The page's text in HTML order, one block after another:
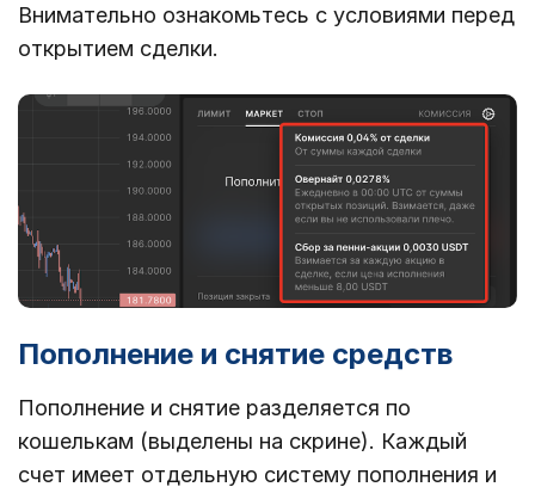
Внимательно ознакомьтесь с условиями перед
открытием сделки.
Пополнение и снятие средств
Пополнение и снятие разделяется по
кошелькам (выделены на скрине). Каждый
счет имеет отдельную систему пополнения и